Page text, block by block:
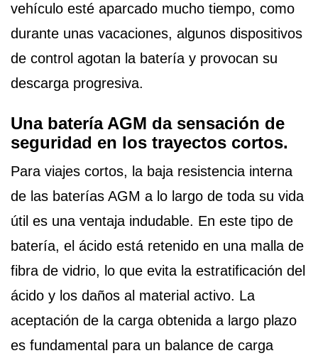
vehículo esté aparcado mucho tiempo, como
durante unas vacaciones, algunos dispositivos
de control agotan la batería y provocan su
descarga progresiva.
Una batería AGM da sensación de
seguridad en los trayectos cortos.
Para viajes cortos, la baja resistencia interna
de las baterías AGM a lo largo de toda su vida
útil es una ventaja indudable. En este tipo de
batería, el ácido está retenido en una malla de
fibra de vidrio, lo que evita la estratificación del
ácido y los daños al material activo. La
aceptación de la carga obtenida a largo plazo
es fundamental para un balance de carga